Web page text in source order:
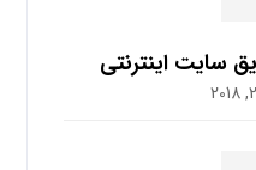
سایت اینترنتی